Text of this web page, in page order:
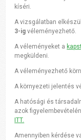
kíséri.
A vizsgálatban
3-ig véleményezhető.
A véleményeket a
megküldeni.
A véleményezhető
A környezeti jelentés
A hatósági és
azok
ITT.
Amennyiben kérdése